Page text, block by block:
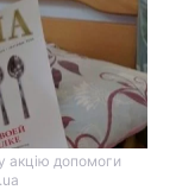
акцію допомоги